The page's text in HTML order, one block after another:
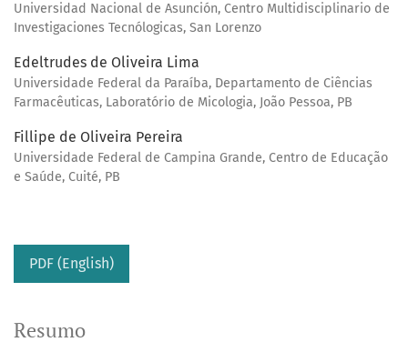
Universidad Nacional de Asunción, Centro Multidisciplinario de
Investigaciones Tecnólogicas, San Lorenzo
Edeltrudes de Oliveira Lima
Universidade Federal da Paraíba, Departamento de Ciências
Farmacêuticas, Laboratório de Micologia, João Pessoa, PB
Fillipe de Oliveira Pereira
Universidade Federal de Campina Grande, Centro de Educação
e Saúde, Cuité, PB
PDF (English)
Resumo